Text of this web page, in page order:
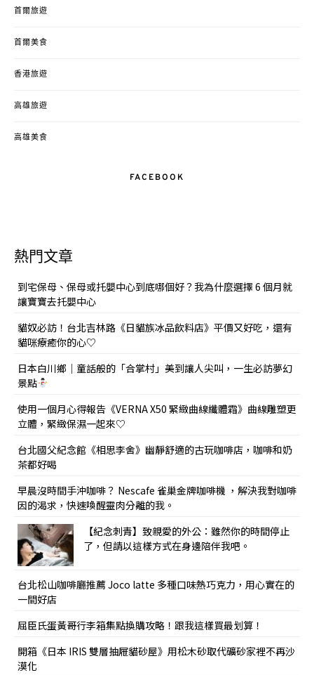
首爾旅遊
首爾美食
香港旅遊
高雄旅遊
高雄美食
FACEBOOK
熱門文章
到宅保母、保母或托嬰中心到底哪個好？我為什麼選擇 6 個月就
讓寶寶去托嬰中心
貓奴必訪！台北吉林路《日貓族冰品飲料店》平價又好吃，還有
貓咪療癒你的心♡
日本白川鄉｜童話般的「合掌村」美到讓人尖叫，一生必訪夢幻
景點
使用一個月心得報告《VERNA X50 緊緻曲線纖體霜》曲線雕塑更
立體，緊緻保濕一起來♡
台北國父紀念館《相思李舍》幽靜舒適的古玩咖啡店，咖啡和奶
茶都好喝
早晨沒時間手沖咖啡？ Nescafe 雀巢金牌咖啡機 ，解決我對咖啡
因的渴求，快速喚醒靈肉分離的我。
【紀念刺青】致親愛的外公：雖然你的時間停止
了，但請以這樣方式在身邊陪伴我吧。
台北松山咖啡廳推薦 Joco latte 多種口味熱巧克力，用心實在的
一間好店
屈臣氏蛋黃哥行李箱集點換購攻略！跟我這樣買最划算！
開箱《日本 IRIS 雙層抽屜貓砂屋》用松木砂取代礦砂家裡不再沙
漠化